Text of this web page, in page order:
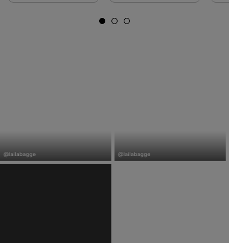
publisert
@lailabagge
publisert
@lailabagge